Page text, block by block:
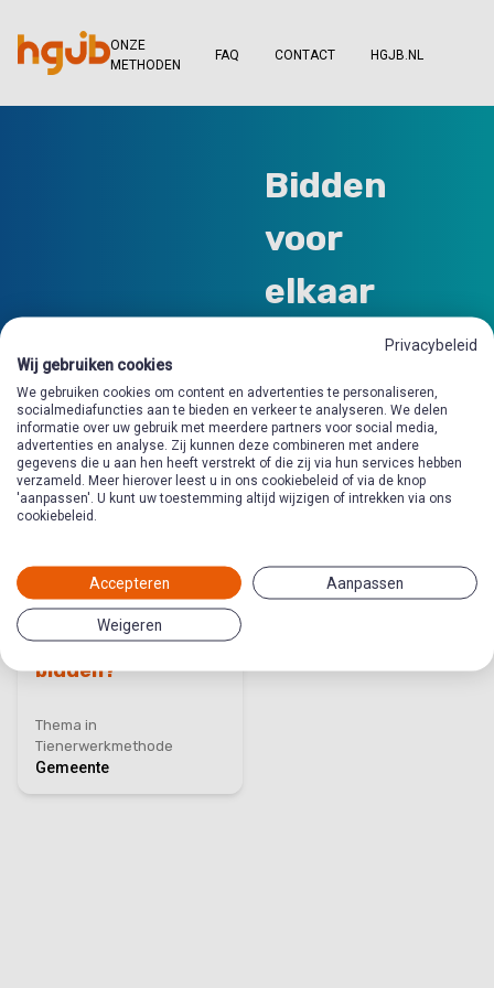
ONZE
METHODEN
FAQ CONTACT HGJB.NL
Bidden
voor
elkaar
Wil je voor me
bidden?
Thema in
Tienerwerkmethode
Gemeente
Privacybeleid
Wij gebruiken cookies
We gebruiken cookies om content en advertenties te personaliseren,
socialmediafuncties aan te bieden en verkeer te analyseren. We delen
informatie over uw gebruik met meerdere partners voor social media,
advertenties en analyse. Zij kunnen deze combineren met andere
gegevens die u aan hen heeft verstrekt of die zij via hun services hebben
verzameld. Meer hierover leest u in ons cookiebeleid of via de knop
'aanpassen'. U kunt uw toestemming altijd wijzigen of intrekken via ons
cookiebeleid.
Accepteren Aanpassen
Weigeren